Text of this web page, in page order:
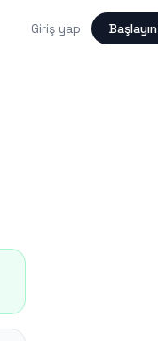
Giriş yap Başlayın